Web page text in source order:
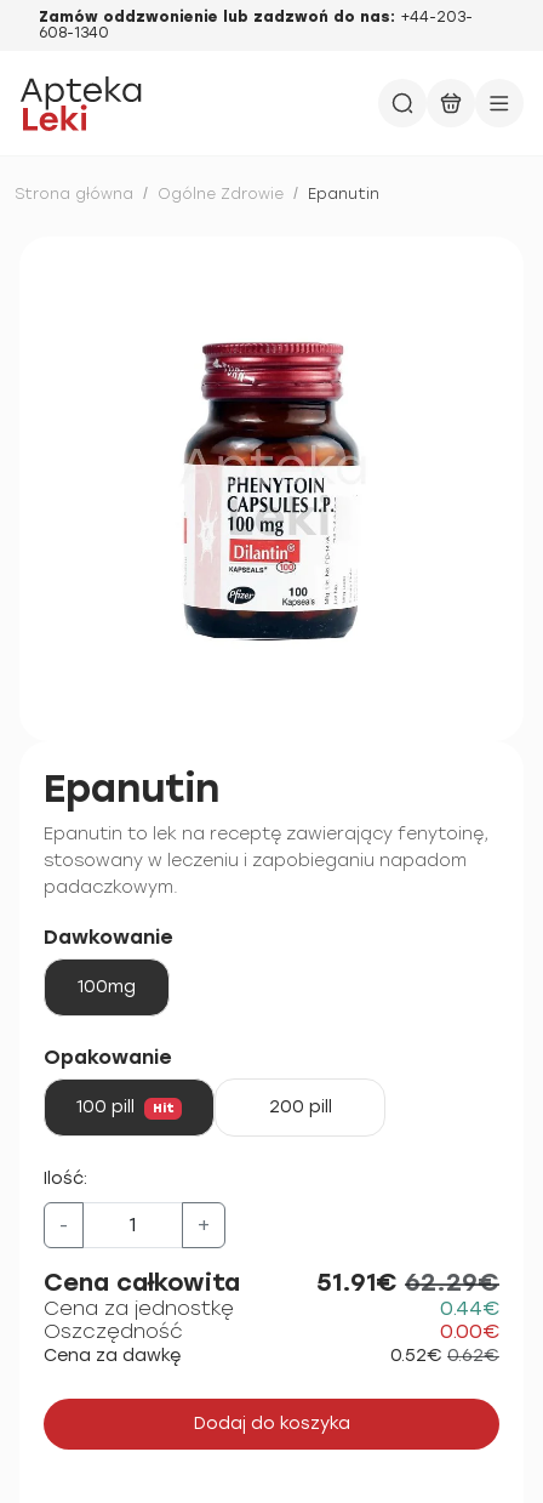
Zamów oddzwonienie lub zadzwoń do nas: +44-203-
608-1340
Strona główna / Ogólne Zdrowie / Epanutin
Epanutin
Epanutin to lek na receptę zawierający fenytoinę,
stosowany w leczeniu i zapobieganiu napadom
padaczkowym.
Dawkowanie
100mg
Opakowanie
100 pill Hit 200 pill
Ilość:
- +
Cena całkowita 51.91€ 62.29€
Cena za jednostkę
0.44€
Oszczędność
0.00€
Cena za dawkę 0.52€ 0.62€
Dodaj do koszyka